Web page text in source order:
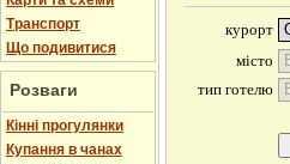
Транспорт
Що подивитися
Розваги
Кінні прогулянки
Купання в чанах